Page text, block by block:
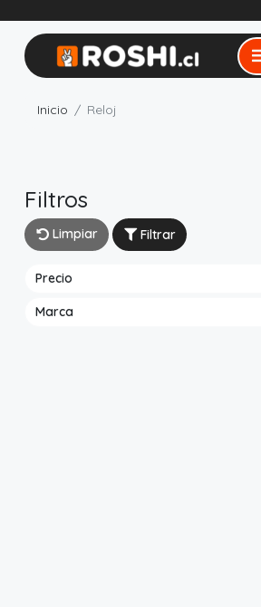
Inicio Reloj
Filtros
Limpiar Filtrar
Precio
Marca